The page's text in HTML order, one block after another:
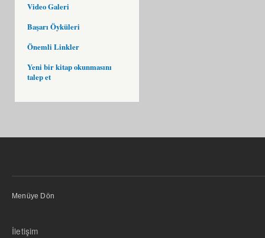
Video Galeri
Başarı Öyküleri
Önemli Linkler
Yeni bir kitap okunmasını
talep et
Menüye Dön
İletişim